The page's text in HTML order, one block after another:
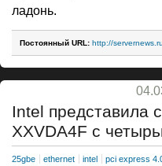
ладонь.
Постоянный URL: http://
Intel представила
XXVDA4F с
25gbe ethernet intel pci express